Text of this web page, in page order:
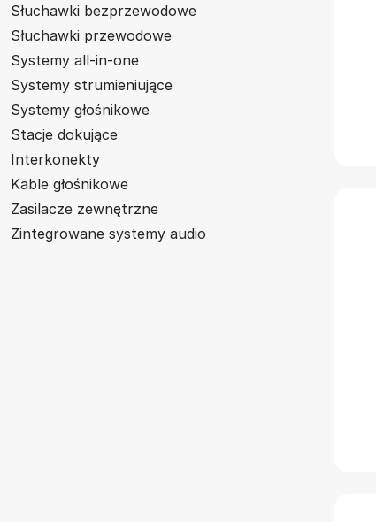
Słuchawki bezprzewodowe
Słuchawki przewodowe
Systemy all-in-one
Systemy strumieniujące
Systemy głośnikowe
Stacje dokujące
Interkonekty
Kable głośnikowe
Zasilacze zewnętrzne
Zintegrowane systemy audio